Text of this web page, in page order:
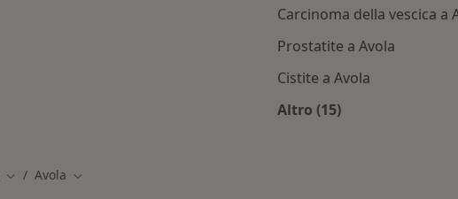
Carcinoma della vescica a
Prostatite a Avola
Cistite a Avola
Altro (15)
Cambia città
Avola Cambia città